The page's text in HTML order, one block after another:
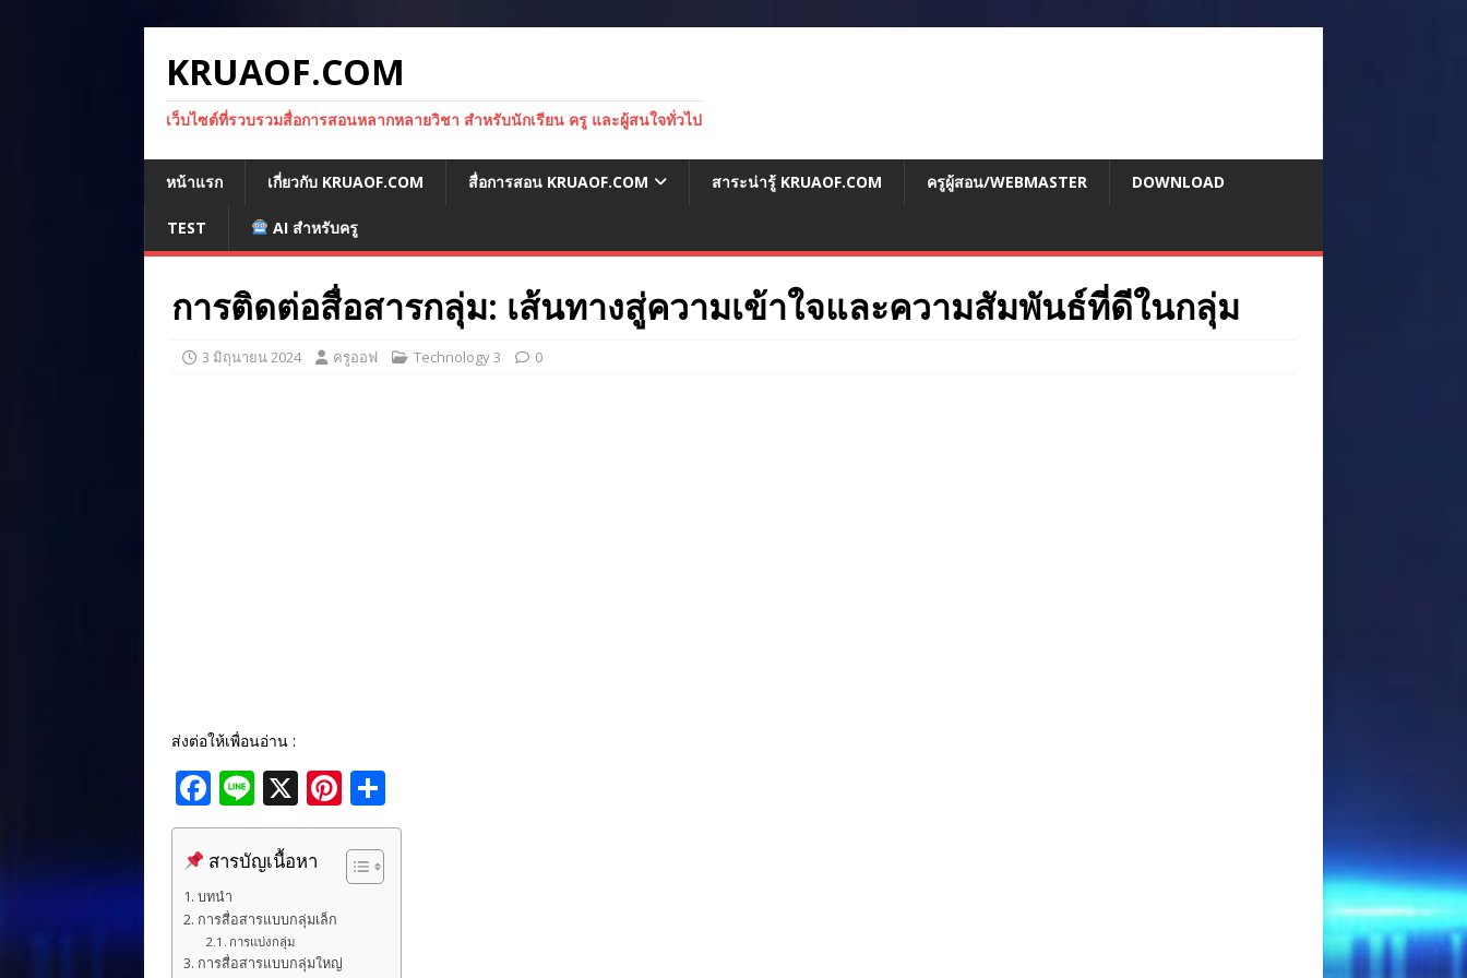
KRUAOF.COM
เว็บไซต์ที่รวบรวมสื่อการสอนหลากหลายวิชา สำหรับนักเรียน ครู และผู้สนใจทั่วไป
หน้าแรก เกี่ยวกับ KRUAOF.COM สื่อการสอน KRUAOF.COM สาระน่ารู้ KRUAOF.COM ครูผู้สอน/WEBMASTER DOWNLOAD
TEST AI สำหรับครู
การติดต่อสื่อสารกลุ่ม: เส้นทางสู่ความเข้าใจและความสัมพันธ์ที่ดีในกลุ่ม
3 มิถุนายน 2024 ครูออฟ Technology 3 0
ส่งต่อให้เพื่อนอ่าน :
F
a
c
e
b
o
Li
n
e
X Pi
n
te
r
h
สารบัญเนื้อหา
บทนำ
การสื่อสารแบบกลุ่มเล็ก
การแบ่งกลุ่ม
การสื่อสารแบบกลุ่มใหญ่